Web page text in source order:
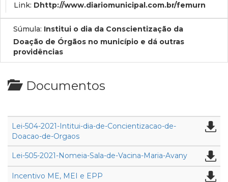
Link: Dhttp://www.diariomunicipal.com.br/femurn
Súmula: Institui o dia da Conscientização da
Doação de Órgãos no município e dá outras
providências
Documentos
Lei-504-2021-Intitui-dia-de-Concientizacao-de-
Doacao-de-Orgaos
Lei-505-2021-Nomeia-Sala-de-Vacina-Maria-Avany
Incentivo ME, MEI e EPP